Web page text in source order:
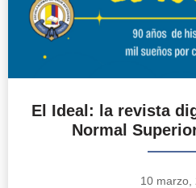
El Ideal: la revista
Normal
10 marzo,